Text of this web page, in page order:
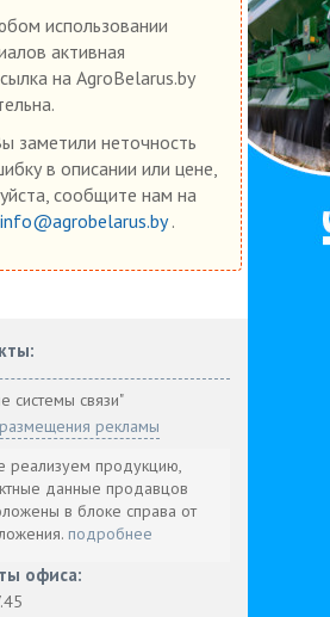
использовании
активная
на AgroBelarus.by
заметили неточность
в описании или цене,
сообщите нам на
info@agrobelarus.by.
связи"
рекламы
реализуем продукцию,
данные продавцов
в блоке справа от
подробнее
офиса: